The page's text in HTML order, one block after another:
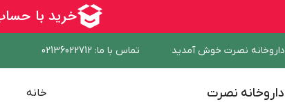
نصرت خوش آمدید تماس با ما:
02136022712
داروخانه نصرت خانه